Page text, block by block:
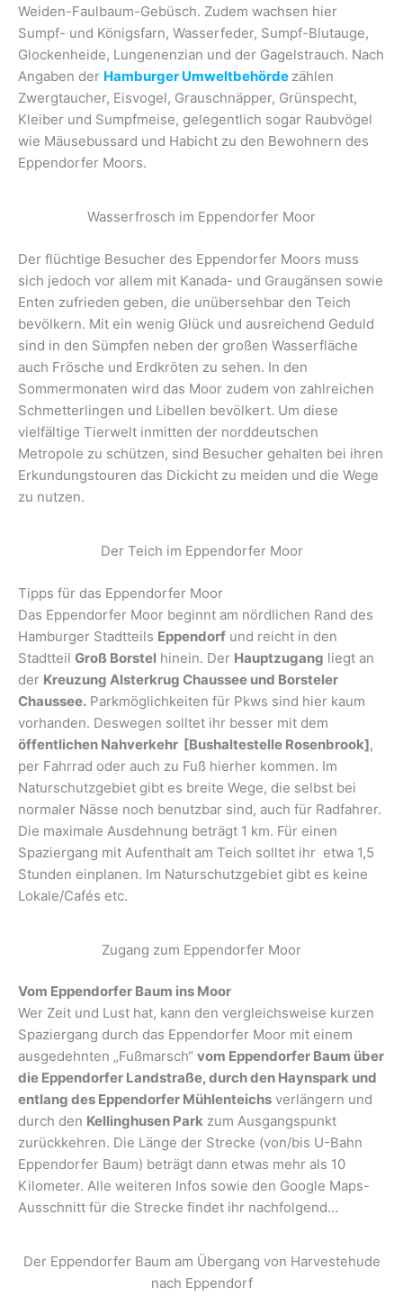
Weiden-Faulbaum-Gebüsch. Zudem wachsen hier
Sumpf- und Königsfarn, Wasserfeder, Sumpf-Blutauge,
Glockenheide, Lungenenzian und der Gagelstrauch. Nach
Angaben der Hamburger Umweltbehörde zählen
Zwergtaucher, Eisvogel, Grauschnäpper, Grünspecht,
Kleiber und Sumpfmeise, gelegentlich sogar Raubvögel
wie Mäusebussard und Habicht zu den Bewohnern des
Eppendorfer Moors.
Wasserfrosch im Eppendorfer Moor
Der flüchtige Besucher des Eppendorfer Moors muss
sich jedoch vor allem mit Kanada- und Graugänsen sowie
Enten zufrieden geben, die unübersehbar den Teich
bevölkern. Mit ein wenig Glück und ausreichend Geduld
sind in den Sümpfen neben der großen Wasserfläche
auch Frösche und Erdkröten zu sehen. In den
Sommermonaten wird das Moor zudem von zahlreichen
Schmetterlingen und Libellen bevölkert. Um diese
vielfältige Tierwelt inmitten der norddeutschen
Metropole zu schützen, sind Besucher gehalten bei ihren
Erkundungstouren das Dickicht zu meiden und die Wege
zu nutzen.
Der Teich im Eppendorfer Moor
Tipps für das Eppendorfer Moor
Das Eppendorfer Moor beginnt am nördlichen Rand des
Hamburger Stadtteils Eppendorf und reicht in den
Stadtteil Groß Borstel hinein. Der Hauptzugang liegt an
der Kreuzung Alsterkrug Chaussee und Borsteler
Chaussee. Parkmöglichkeiten für Pkws sind hier kaum
vorhanden. Deswegen solltet ihr besser mit dem
öffentlichen Nahverkehr [Bushaltestelle Rosenbrook],
per Fahrrad oder auch zu Fuß hierher kommen. Im
Naturschutzgebiet gibt es breite Wege, die selbst bei
normaler Nässe noch benutzbar sind, auch für Radfahrer.
Die maximale Ausdehnung beträgt 1 km. Für einen
Spaziergang mit Aufenthalt am Teich solltet ihr etwa 1,5
Stunden einplanen. Im Naturschutzgebiet gibt es keine
Lokale/Cafés etc.
Zugang zum Eppendorfer Moor
Vom Eppendorfer Baum ins Moor
Wer Zeit und Lust hat, kann den vergleichsweise kurzen
Spaziergang durch das Eppendorfer Moor mit einem
ausgedehnten „Fußmarsch“ vom Eppendorfer Baum über
die Eppendorfer Landstraße, durch den Haynspark und
entlang des Eppendorfer Mühlenteichs verlängern und
durch den Kellinghusen Park zum Ausgangspunkt
zurückkehren. Die Länge der Strecke (von/bis U-Bahn
Eppendorfer Baum) beträgt dann etwas mehr als 10
Kilometer. Alle weiteren Infos sowie den Google Maps-
Ausschnitt für die Strecke findet ihr nachfolgend…
Der Eppendorfer Baum am Übergang von Harvestehude
nach Eppendorf